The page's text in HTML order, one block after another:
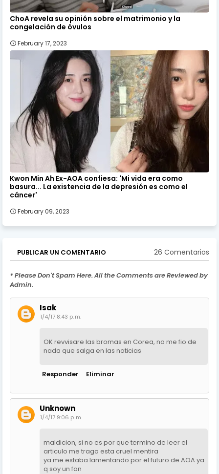
ChoA revela su opinión sobre el matrimonio y la
congelación de óvulos
February 17, 2023
Kwon Min Ah Ex-AOA confiesa: 'Mi vida era como
basura... La existencia de la depresión es como el
cáncer'
February 09, 2023
PUBLICAR UN COMENTARIO 26 Comentarios
* Please Don't Spam Here. All the Comments are Reviewed by
Admin.
Isak
1/4/17 8:43 p. m.
OK revvisare las bromas en Corea, no me fio de
nada que salga en las noticias
Responder Eliminar
Unknown
1/4/17 9:06 p. m.
maldicion, si no es por que termino de leer el
articulo me trago esta cruel mentira
ya me estaba lamentando por el futuro de AOA ya
q soy un fan